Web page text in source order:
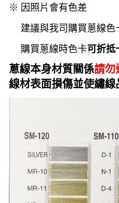
※ 因照片會有色差
建議與我司購買蔥線色
購買蔥線時色卡可折抵
蔥線本身材質關係請勿
線材表面損傷並使繡線